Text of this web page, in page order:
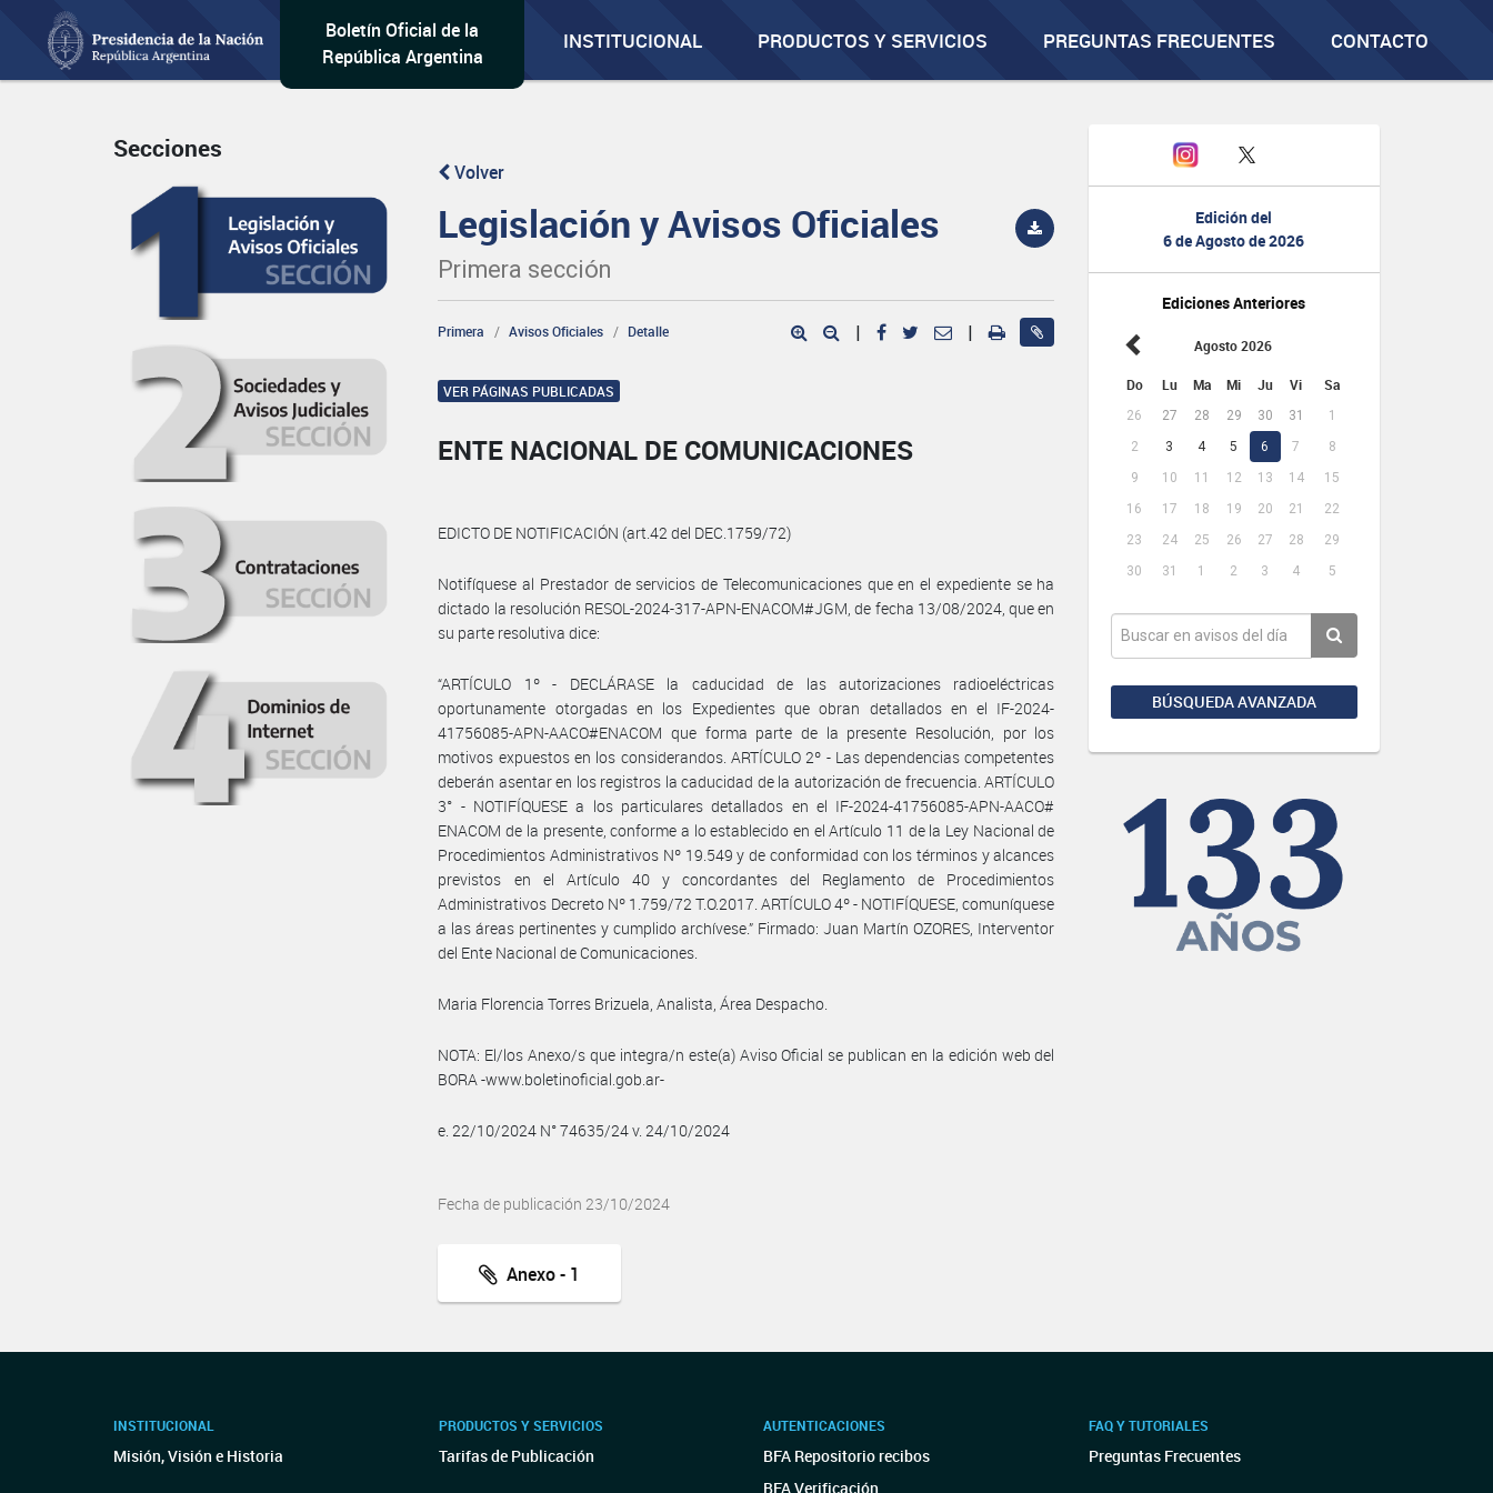
Boletín Oficial de la
República Argentina
INSTITUCIONAL PRODUCTOS Y SERVICIOS PREGUNTAS FRECUENTES CONTACTO
Edición del
6 de Agosto de 2026
Ediciones Anteriores
Agosto 2026
Do Lu Ma Mi Ju Vi Sa
26 27 28 29 30 31
1
2
3 4 5 6 7
8
9
10 11 12 13 14
15
16
17 18 19 20 21
22
23
24 25 26 27 28
29
30
31 1 2 3 4 5
BÚSQUEDA AVANZADA
Secciones
Volver
Legislación y Avisos Oficiales
Primera sección
Primera Avisos Oficiales Detalle | |
VER PÁGINAS PUBLICADAS
ENTE NACIONAL DE COMUNICACIONES
EDICTO DE NOTIFICACIÓN (art.42 del DEC.1759/72)
Notifíquese al Prestador de servicios de Telecomunicaciones que en el expediente se ha
dictado la resolución RESOL-2024-317-APN-ENACOM#JGM, de fecha 13/08/2024, que en
su parte resolutiva dice:
“ARTÍCULO 1º - DECLÁRASE la caducidad de las autorizaciones radioeléctricas
oportunamente otorgadas en los Expedientes que obran detallados en el IF-2024-
41756085-APN-AACO#ENACOM que forma parte de la presente Resolución, por los
motivos expuestos en los considerandos. ARTÍCULO 2º - Las dependencias competentes
deberán asentar en los registros la caducidad de la autorización de frecuencia. ARTÍCULO
3° - NOTIFÍQUESE a los particulares detallados en el IF-2024-41756085-APN-AACO#
ENACOM de la presente, conforme a lo establecido en el Artículo 11 de la Ley Nacional de
Procedimientos Administrativos Nº 19.549 y de conformidad con los términos y alcances
previstos en el Artículo 40 y concordantes del Reglamento de Procedimientos
Administrativos Decreto Nº 1.759/72 T.O.2017. ARTÍCULO 4º - NOTIFÍQUESE, comuníquese
a las áreas pertinentes y cumplido archívese.” Firmado: Juan Martín OZORES, Interventor
del Ente Nacional de Comunicaciones.
Maria Florencia Torres Brizuela, Analista, Área Despacho.
NOTA: El/los Anexo/s que integra/n este(a) Aviso Oficial se publican en la edición web del
BORA -www.boletinoficial.gob.ar-
e. 22/10/2024 N° 74635/24 v. 24/10/2024
Fecha de publicación 23/10/2024
Anexo - 1
INSTITUCIONAL
Misión, Visión e Historia
PRODUCTOS Y SERVICIOS
Tarifas de Publicación
AUTENTICACIONES
BFA Repositorio recibos
BFA Verificación
FAQ Y TUTORIALES
Preguntas Frecuentes